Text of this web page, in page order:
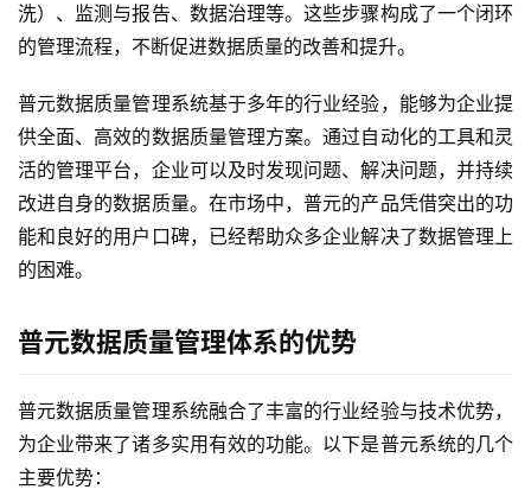
洗）、监测与报告、数据治理等。这些步骤构成了一个闭环
的管理流程，不断促进数据质量的改善和提升。
普元数据质量管理系统基于多年的行业经验，能够为企业提
供全面、高效的数据质量管理方案。通过自动化的工具和灵
活的管理平台，企业可以及时发现问题、解决问题，并持续
改进自身的数据质量。在市场中，普元的产品凭借突出的功
能和良好的用户口碑，已经帮助众多企业解决了数据管理上
的困难。
普元数据质量管理体系的优势
普元数据质量管理系统融合了丰富的行业经验与技术优势，
为企业带来了诸多实用有效的功能。以下是普元系统的几个
主要优势：